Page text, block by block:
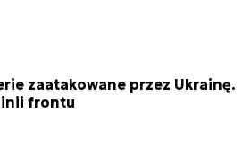
zaatakowane przez Ukrainę.
frontu